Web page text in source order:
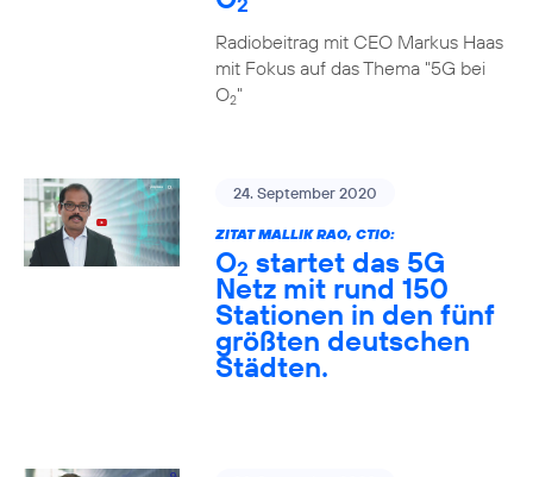
Radiobeitrag mit CEO Markus Haas
mit Fokus auf das Thema "5G bei
O2"
24. September 2020
ZITAT MALLIK RAO, CTIO:
O2 startet das 5G
Netz mit rund 150
Stationen in den fünf
größten deutschen
Städten.